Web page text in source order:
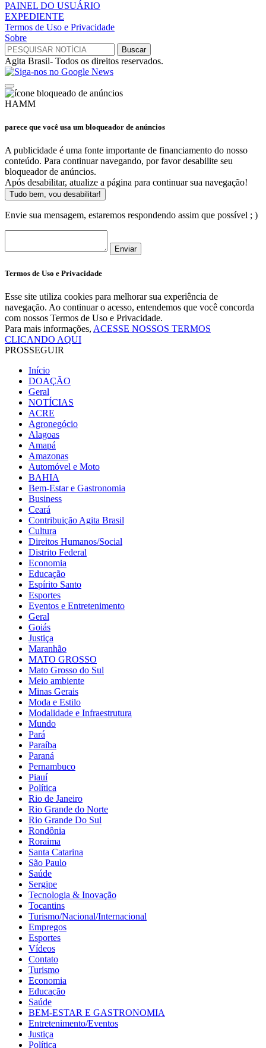
PAINEL DO USUÁRIO
EXPEDIENTE
Termos de Uso e Privacidade
Sobre
Agita Brasil- Todos os direitos reservados.
HAMM
parece que você usa um bloqueador de anúncios
A publicidade é uma fonte importante de financiamento do nosso
conteúdo. Para continuar navegando, por favor desabilite seu
bloqueador de anúncios.
Após desabilitar, atualize a página para continuar sua navegação!
Tudo bem, vou desabilitar!
Envie sua mensagem, estaremos respondendo assim que possível ; )
Enviar
Termos de Uso e Privacidade
Esse site utiliza cookies para melhorar sua experiência de
navegação. Ao continuar o acesso, entendemos que você concorda
com nossos Termos de Uso e Privacidade.
Para mais informações, ACESSE NOSSOS TERMOS
CLICANDO AQUI
PROSSEGUIR
Início
DOAÇÃO
Geral
NOTÍCIAS
ACRE
Agronegócio
Alagoas
Amapá
Amazonas
Automóvel e Moto
BAHIA
Bem-Estar e Gastronomia
Business
Ceará
Contribuição Agita Brasil
Cultura
Direitos Humanos/Social
Distrito Federal
Economia
Educação
Espírito Santo
Esportes
Eventos e Entretenimento
Geral
Goiás
Justiça
Maranhão
MATO GROSSO
Mato Grosso do Sul
Meio ambiente
Minas Gerais
Moda e Estilo
Modalidade e Infraestrutura
Mundo
Pará
Paraíba
Paraná
Pernambuco
Piauí
Política
Rio de Janeiro
Rio Grande do Norte
Rio Grande Do Sul
Rondônia
Roraima
Santa Catarina
São Paulo
Saúde
Sergipe
Tecnologia & Inovação
Tocantins
Turismo/Nacional/Internacional
Empregos
Esportes
Vídeos
Contato
Turismo
Economia
Educação
Saúde
BEM-ESTAR E GASTRONOMIA
Entretenimento/Eventos
Justiça
Política